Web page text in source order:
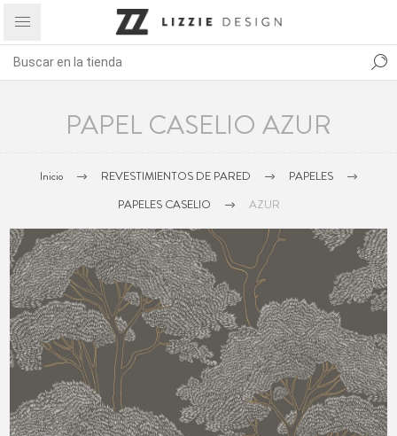
PAPEL CASELIO AZUR
Inicio REVESTIMIENTOS DE PARED
PAPELES
PAPELES CASELIO
AZUR